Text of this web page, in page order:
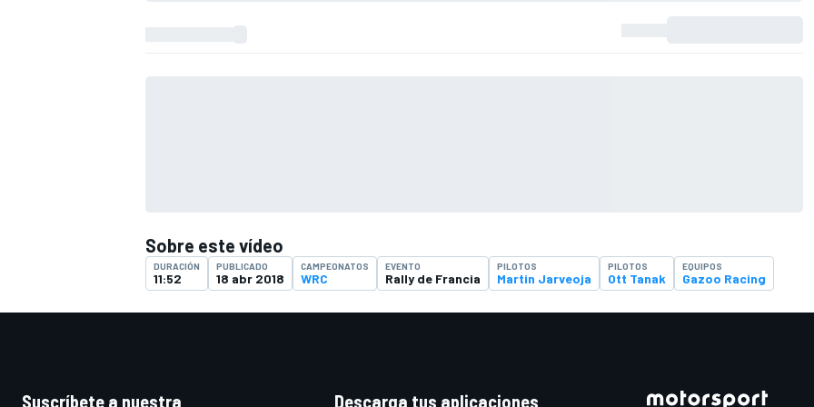
Sobre este vídeo
DURACIÓN
11:52
PUBLICADO
18 abr 2018
CAMPEONATOS
WRC
EVENTO
Rally de Francia
PILOTOS
Martin Jarveoja
PILOTOS
Ott Tanak
EQUIPOS
Gazoo Racing
Suscríbete a nuestra Descarga tus aplicaciones